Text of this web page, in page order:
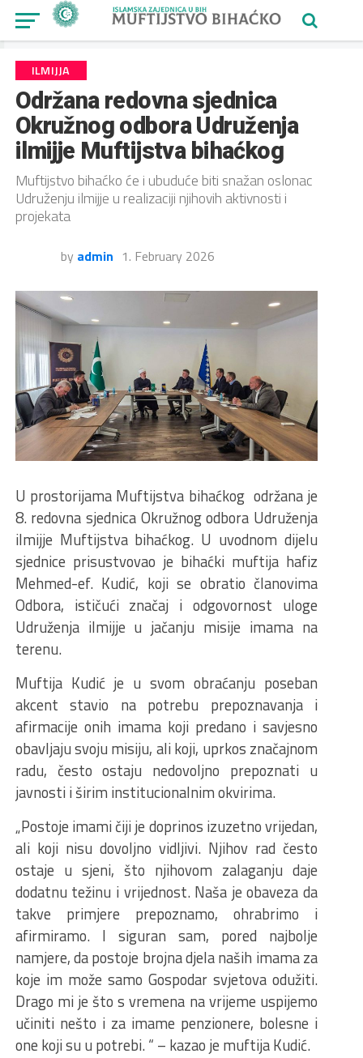
ILMIJJA
Održana redovna sjednica
Okružnog odbora Udruženja
ilmijje Muftijstva bihaćkog
Muftijstvo bihaćko će i ubuduće biti snažan oslonac
Udruženju ilmijje u realizaciji njihovih aktivnosti i
projekata
by admin 1. February 2026
U prostorijama Muftijstva bihaćkog održana je
8. redovna sjednica Okružnog odbora Udruženja
ilmijje Muftijstva bihaćkog. U uvodnom dijelu
sjednice prisustvovao je bihaćki muftija hafiz
Mehmed-ef. Kudić, koji se obratio članovima
Odbora, ističući značaj i odgovornost uloge
Udruženja ilmijje u jačanju misije imama na
terenu.
Muftija Kudić je u svom obraćanju poseban
akcent stavio na potrebu prepoznavanja i
afirmacije onih imama koji predano i savjesno
obavljaju svoju misiju, ali koji, uprkos značajnom
radu, često ostaju nedovoljno prepoznati u
javnosti i širim institucionalnim okvirima.
„Postoje imami čiji je doprinos izuzetno vrijedan,
ali koji nisu dovoljno vidljivi. Njihov rad često
ostaje u sjeni, što njihovom zalaganju daje
dodatnu težinu i vrijednost. Naša je obaveza da
takve primjere prepoznamo, ohrabrimo i
afirmiramo. I siguran sam, pored najbolje
namjere, da postoje brojna djela naših imama za
koje im može samo Gospodar svjetova odužiti.
Drago mi je što s vremena na vrijeme uspijemo
učiniti nešto i za imame penzionere, bolesne i
one koji su u potrebi. “ – kazao je muftija Kudić.